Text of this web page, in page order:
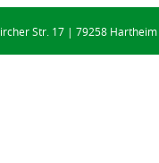
Str. 17 | 79258